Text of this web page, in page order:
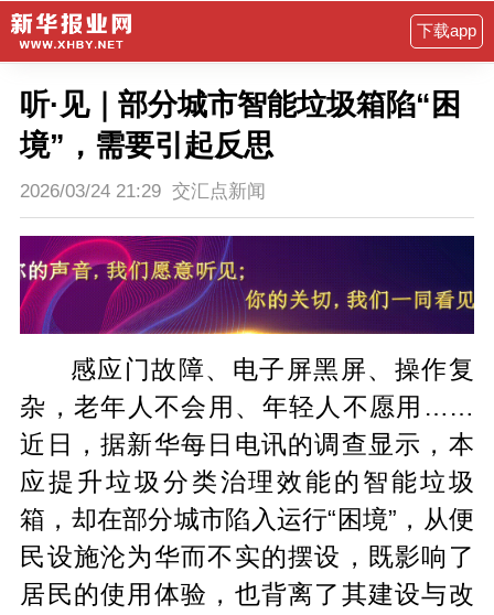
下载app
听·见｜部分城市智能垃圾箱陷“困
境”，需要引起反思
2026/03/24 21:29 交汇点新闻
感应门故障、电子屏黑屏、操作复
杂，老年人不会用、年轻人不愿用……
近日，据新华每日电讯的调查显示，本
应提升垃圾分类治理效能的智能垃圾
箱，却在部分城市陷入运行“困境”，从便
民设施沦为华而不实的摆设，既影响了
居民的使用体验，也背离了其建设与改